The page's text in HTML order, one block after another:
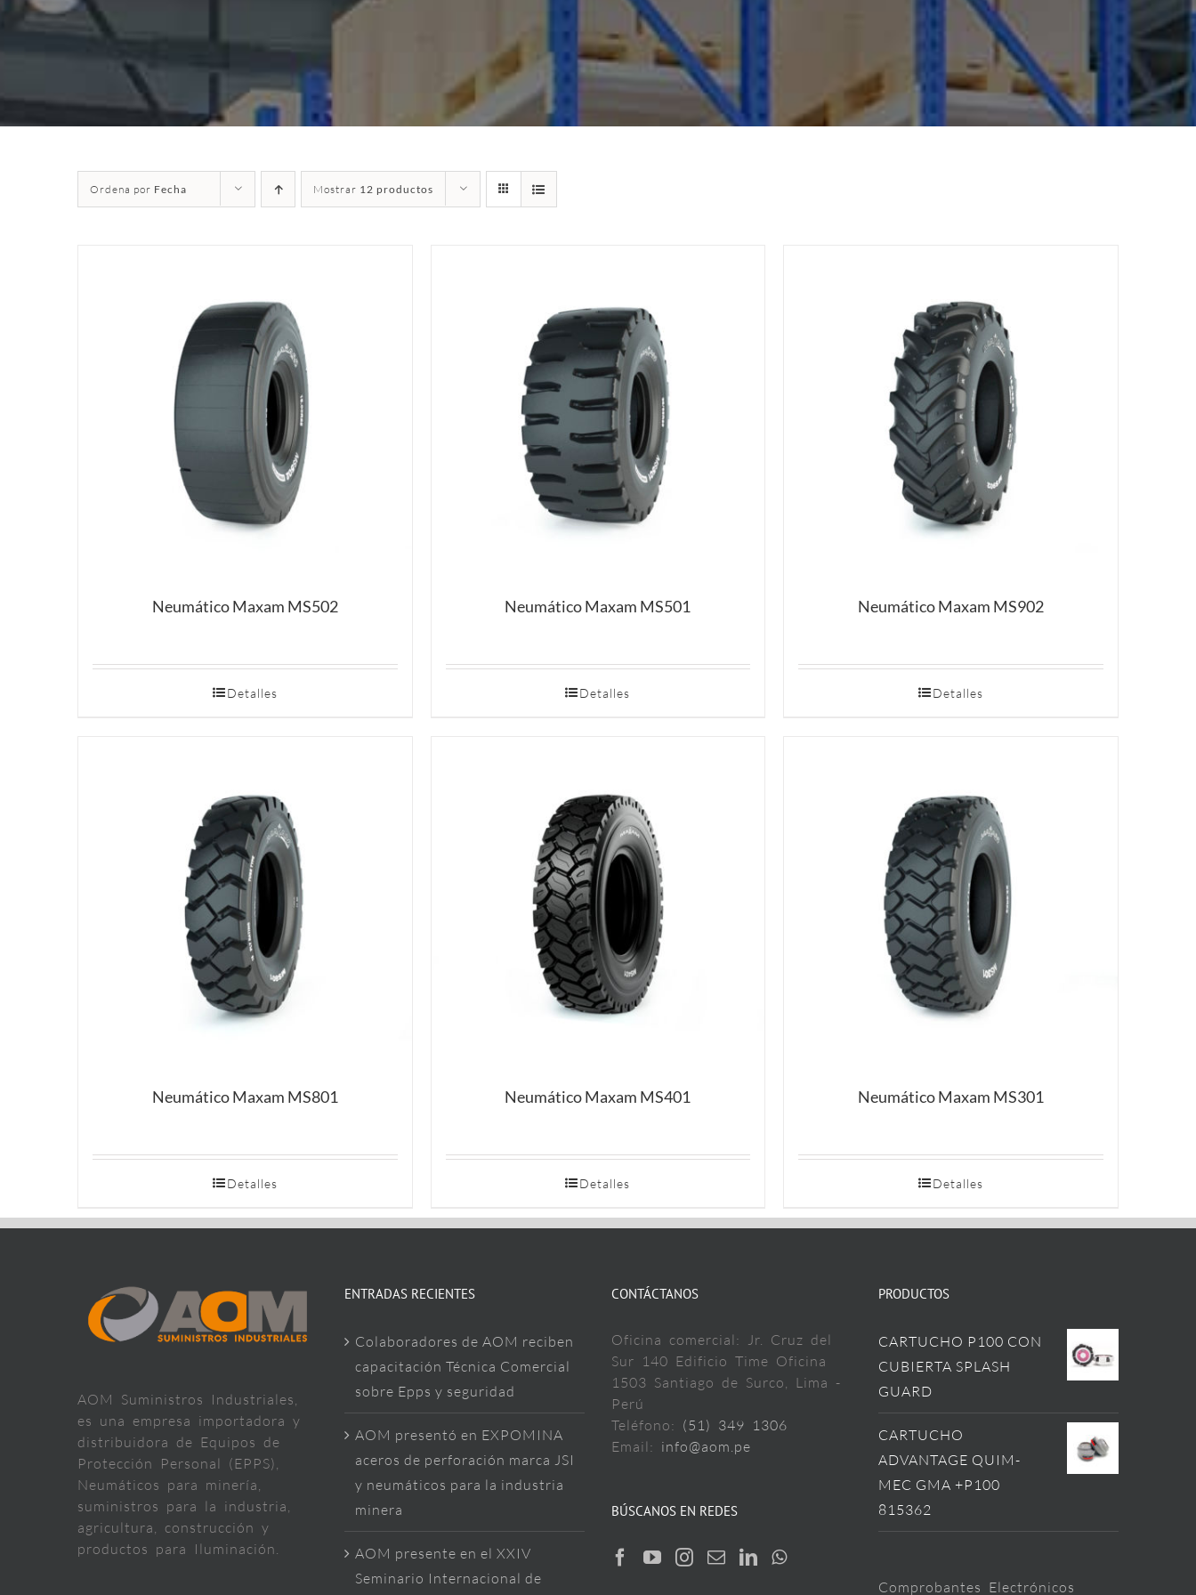
Ordena por Fecha Mostrar 12 productos
Neumático Maxam MS502
Detalles
Neumático Maxam MS501
Detalles
Neumático Maxam MS902
Detalles
Neumático Maxam MS801
Detalles
Neumático Maxam MS401
Detalles
Neumático Maxam MS301
Detalles
AOM Suministros Industriales,
es una empresa importadora y
distribuidora de Equipos de
Protección Personal (EPPS),
Neumáticos para minería,
suministros para la industria,
agricultura, construcción y
productos para Iluminación.
ENTRADAS RECIENTES
Colaboradores de AOM reciben
capacitación Técnica Comercial
sobre Epps y seguridad
AOM presentó en EXPOMINA
aceros de perforación marca JSI
y neumáticos para la industria
minera
AOM presente en el XXIV
Seminario Internacional de
CONTÁCTANOS
Oficina comercial: Jr. Cruz del
Sur 140 Edificio Time Oficina
1503 Santiago de Surco, Lima -
Perú
Teléfono: (51) 349 1306
Email: info@aom.pe
BÚSCANOS EN REDES
PRODUCTOS
CARTUCHO P100 CON
CUBIERTA SPLASH
GUARD
CARTUCHO
ADVANTAGE QUIM-
MEC GMA +P100
815362
Comprobantes Electrónicos